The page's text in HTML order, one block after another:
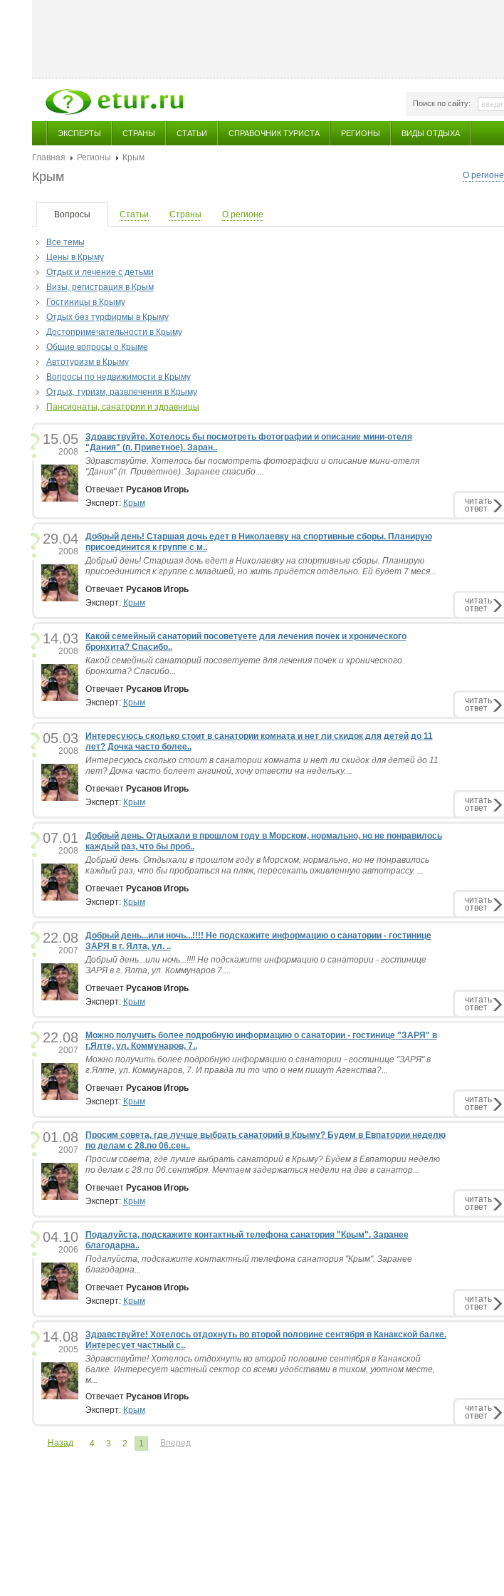
Поиск по сайту:
ЭКСПЕРТЫ СТРАНЫ СТАТЬИ СПРАВОЧНИК ТУРИСТА РЕГИОНЫ ВИДЫ ОТДЫХА
Главная Регионы
Крым
О регионе
Крым
Вопросы Статьи Страны О регионе
Все темы
Цены в Крыму
Отдых и лечение с детьми
Визы, регистрация в Крым
Гостиницы в Крыму
Отдых без турфирмы в Крыму
Достопримечательности в Крыму
Общие вопросы о Крыме
Автотуризм в Крыму
Вопросы по недвижимости в Крыму
Отдых, туризм, развлечения в Крыму
Пансионаты, санатории и здравницы
15.05
2008
Здравствуйте. Хотелось бы посмотреть фотографии и описание мини-отеля
"Дания" (п. Приветное). Заран..
Здравствуйте. Хотелось бы посмотреть фотографии и описание мини-отеля
"Дания" (п. Приветное). Заранее спасибо....
Отвечает Русанов Игорь
Эксперт: Крым читать
ответ
29.04
2008
Добрый день! Старшая дочь едет в Николаевку на спортивные сборы. Планирую
присоединится к группе с м..
Добрый день! Старшая дочь едет в Николаевку на спортивные сборы. Планирую
присоединится к группе с младшей, но жить придется отдельно. Ей будет 7 меся...
Отвечает Русанов Игорь
Эксперт: Крым читать
ответ
14.03
2008
Какой семейный санаторий посоветуете для лечения почек и хронического
бронхита? Спасибо..
Какой семейный санаторий посоветуете для лечения почек и хронического
бронхита? Спасибо...
Отвечает Русанов Игорь
Эксперт: Крым читать
ответ
05.03
2008
Интересуюсь сколько стоит в санатории комната и нет ли скидок для детей до 11
лет? Дочка часто более..
Интересуюсь сколько стоит в санатории комната и нет ли скидок для детей до 11
лет? Дочка часто болеет ангиной, хочу отвести на недельку....
Отвечает Русанов Игорь
Эксперт: Крым читать
ответ
07.01
2008
Добрый день. Отдыхали в прошлом году в Морском, нормально, но не понравилось
каждый раз, что бы проб..
Добрый день. Отдыхали в прошлом году в Морском, нормально, но не понравилось
каждый раз, что бы пробраться на пляж, пересекать оживленную автотрассу. ...
Отвечает Русанов Игорь
Эксперт: Крым читать
ответ
22.08
2007
Добрый день...или ночь...!!!! Не подскажите информацию о санатории - гостинице
ЗАРЯ в г. Ялта, ул. ..
Добрый день...или ночь...!!!! Не подскажите информацию о санатории - гостинице
ЗАРЯ в г. Ялта, ул. Коммунаров 7....
Отвечает Русанов Игорь
Эксперт: Крым читать
ответ
22.08
2007
Можно получить более подробную информацию о санатории - гостинице "ЗАРЯ" в
г.Ялте, ул. Коммунаров, 7..
Можно получить более подробную информацию о санатории - гостинице "ЗАРЯ" в
г.Ялте, ул. Коммунаров, 7. И правда ли то что о нем пишут Агенства?...
Отвечает Русанов Игорь
Эксперт: Крым читать
ответ
01.08
2007
Просим совета, где лучше выбрать санаторий в Крыму? Будем в Евпатории неделю
по делам с 28.по 06.сен..
Просим совета, где лучше выбрать санаторий в Крыму? Будем в Евпатории неделю
по делам с 28.по 06.сентября. Мечтаем задержаться недели на две в санатор...
Отвечает Русанов Игорь
Эксперт: Крым читать
ответ
04.10
2006
Подалуйста, подскажите контактный телефона санатория "Крым". Заранее
благодарна..
Подалуйста, подскажите контактный телефона санатория "Крым". Заранее
благодарна...
Отвечает Русанов Игорь
Эксперт: Крым читать
ответ
14.08
2005
Здравствуйте! Хотелось отдохнуть во второй половине сентября в Канакской балке.
Интересует частный с..
Здравствуйте! Хотелось отдохнуть во второй половине сентября в Канакской
балке. Интересует частный сектор со всеми удобствами в тихом, уютном месте,
м...
Отвечает Русанов Игорь
Эксперт: Крым читать
ответ
Назад 4 3 2 1 Вперед